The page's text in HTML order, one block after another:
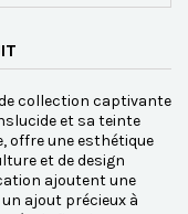
collection captivante
et sa teinte
offre une esthétique
et de design
ajoutent une
ajout précieux à